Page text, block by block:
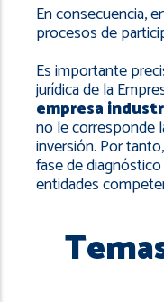
En consecuencia,
procesos de
Es importante
jurídica de la
empresa
no le corresponde
inversión. Por
fase de
entidades